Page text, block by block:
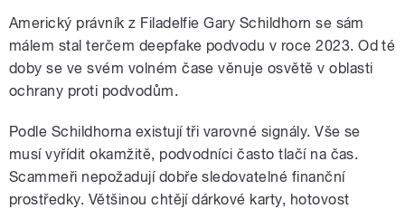
Americký právník z Filadelfie Gary Schildhorn se sám
málem stal terčem deepfake podvodu v roce 2023. Od té
doby se ve svém volném čase věnuje osvětě v oblasti
ochrany proti podvodům.
Podle Schildhorna existují tři varovné signály. Vše se
musí vyřídit okamžitě, podvodníci často tlačí na čas.
Scammeři nepožadují dobře sledovatelné finanční
prostředky. Většinou chtějí dárkové karty, hotovost